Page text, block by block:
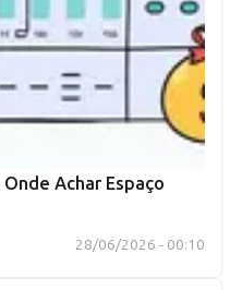
Achar Espaço
28/06/2026 - 00:10